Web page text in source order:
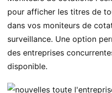
pour afficher les titres de
dans vos moniteurs de
surveillance. Une option
des entreprises
disponible.